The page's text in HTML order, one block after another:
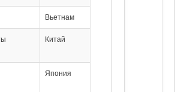
Вьетнам
Китай
Япония